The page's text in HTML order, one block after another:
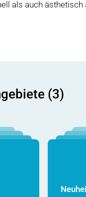
als auch ästhetisch
(3)